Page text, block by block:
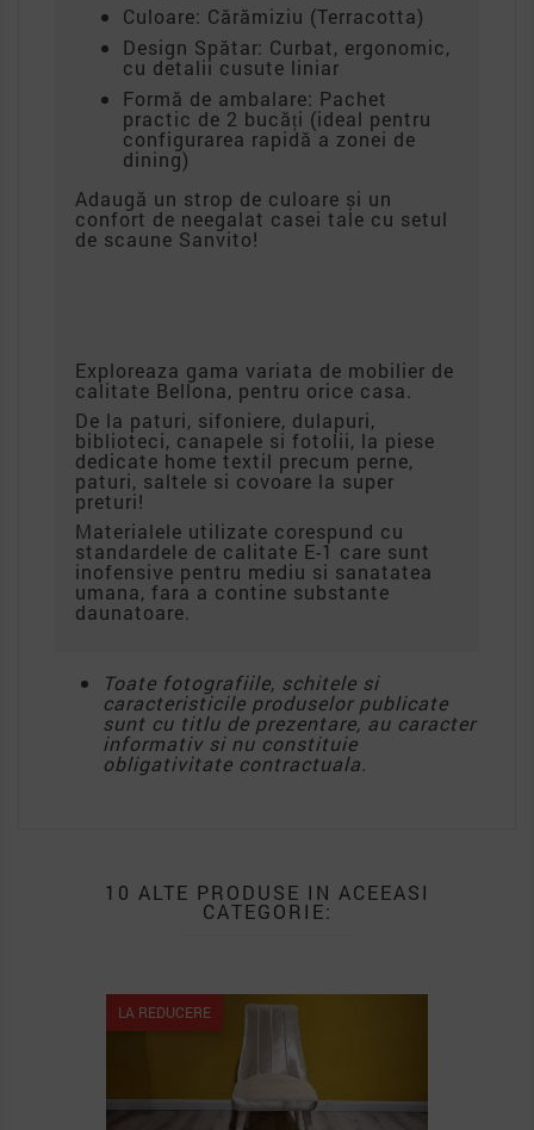
Culoare: Cărămiziu (Terracotta)
Design Spătar: Curbat, ergonomic,
cu detalii cusute liniar
Formă de ambalare: Pachet
practic de 2 bucăți (ideal pentru
configurarea rapidă a zonei de
dining)
Adaugă un strop de culoare și un
confort de neegalat casei tale cu setul
de scaune Sanvito!
Exploreaza gama variata de mobilier de
calitate Bellona, pentru orice casa.
De la paturi, sifoniere, dulapuri,
biblioteci, canapele si fotolii, la piese
dedicate home textil precum perne,
paturi, saltele si covoare la super
preturi!
Materialele utilizate corespund cu
standardele de calitate E-1 care sunt
inofensive pentru mediu si sanatatea
umana, fara a contine substante
daunatoare.
Toate fotografiile, schitele si
caracteristicile produselor publicate
sunt cu titlu de prezentare, au caracter
informativ si nu constituie
obligativitate contractuala.
10 ALTE PRODUSE IN ACEEASI
CATEGORIE: